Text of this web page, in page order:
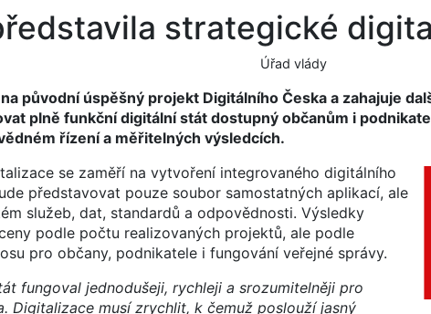
strategické
Úřad vlády
původní úspěšný projekt Digitálního Česka a zahajuje
plně funkční digitální stát dostupný občanům i
řízení a měřitelných výsledcích.
se zaměří na vytvoření integrovaného digitálního
představovat pouze soubor samostatných aplikací, ale
služeb, dat, standardů a odpovědnosti. Výsledky
podle počtu realizovaných projektů, ale podle
pro občany, podnikatele i fungování veřejné správy.
fungoval jednodušeji, rychleji a srozumitelněji pro
Digitalizace musí zrychlit, k čemuž poslouží jasný